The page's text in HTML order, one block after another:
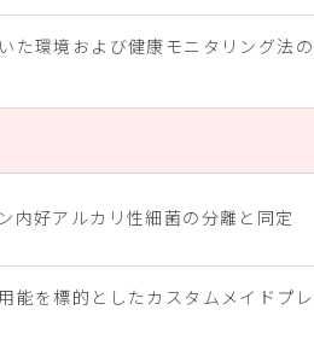
た環境および健康モニタリング法の
内好アルカリ性細菌の分離と同定
能を標的としたカスタムメイドプレ